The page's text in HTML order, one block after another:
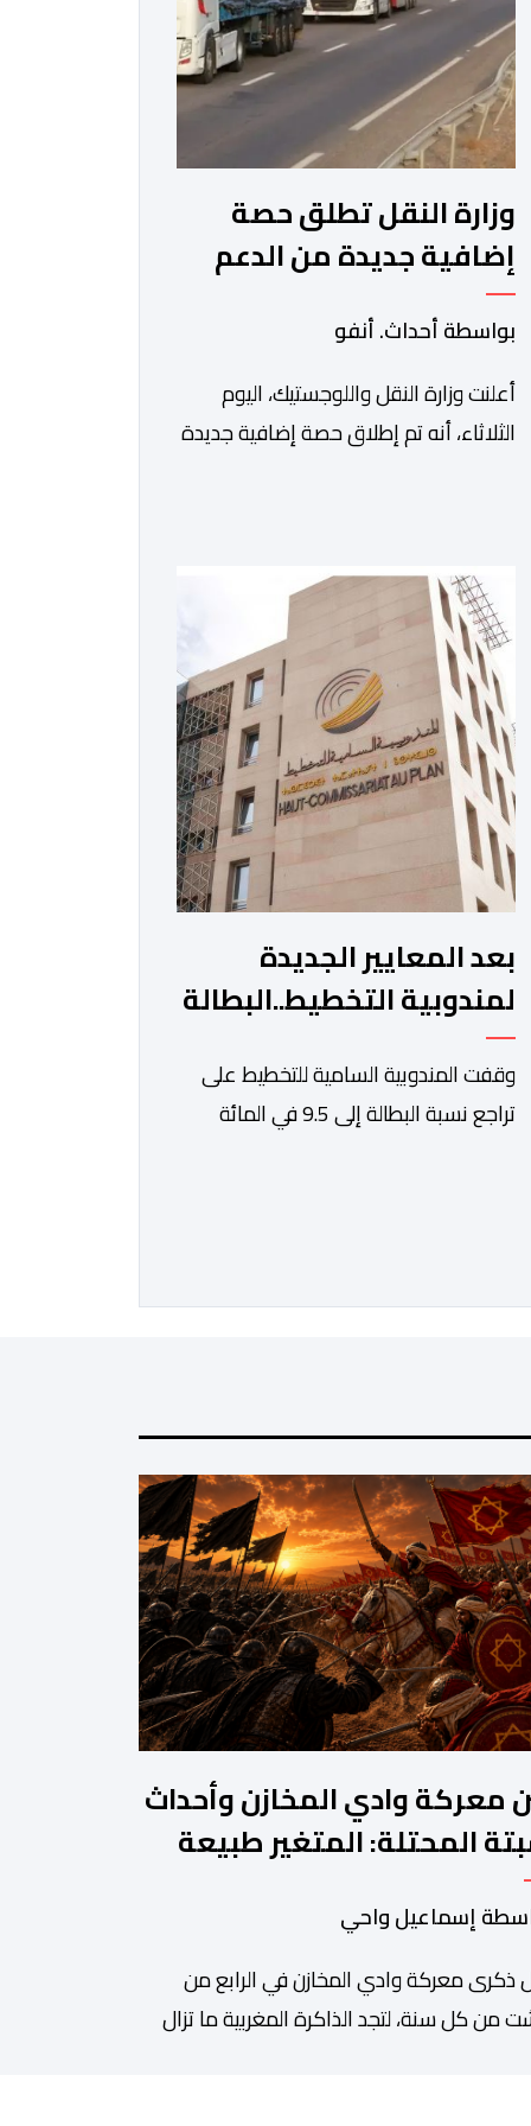
المستمر في كلفة العملية النقلية، حيث
[…]
وزارة النقل تطلق حصة
إضافية جديدة من الدعم
الاستثنائي المباشر
لمهنيي النقل الطرقي
للأشخاص والبضائع
بواسطة أحداث. أنفو
أعلنت وزارة النقل واللوجستيك، اليوم
الثلاثاء، أنه تم إطلاق حصة إضافية جديدة
2026. وأوضحت الوزارة، في بلاغ، أنه “في
إطار الإجراءات المواكبة المتخذة من لدن
الحكومة لفائدة مهنيي قطاع النقل
الطرقي ببلادنا، الرامية إلى الحد من آثار
استمرارية […]
بعد المعايير الجديدة
لمندوبية التخطيط..البطالة
تنخفض إلى 9.5 في المائة
وقفت المندوبية السامية للتخطيط على
تراجع نسبة البطالة إلى 9.5 في المائة
الشغل، يتعين التذكير بأن هذه الأخيرة،
معركة وادي المخازن وأحداث
المحتلة: المتغير طبيعة
والثابت جدار الصد الوطني
إسماعيل واحي
ذكرى معركة وادي المخازن في الرابع من
من كل سنة، لتجد الذاكرة المغربية ما تزال